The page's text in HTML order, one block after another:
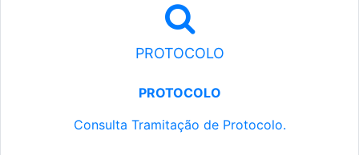
PROTOCOLO
PROTOCOLO
Consulta Tramitação de Protocolo.